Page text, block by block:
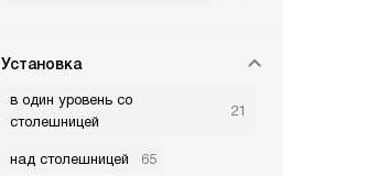
Установка
в один уровень со
столешницей
21
над столешницей 65